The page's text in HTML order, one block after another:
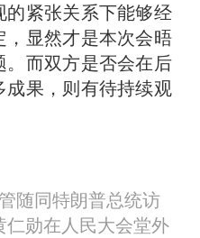
的紧张关系下能够经
，显然才是本次会晤
而双方是否会在后
果，则有待持续观
随同特朗普总统访
勋在人民大会堂外